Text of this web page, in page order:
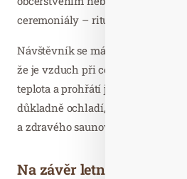
ceremoniály – rituály – s
Návštěvník se má na co dívat a
že je vzduch při ceremoniálu
teplota a prohřátí je proto
důkladně ochladí, má velmi
a zdravého saunování.
Na závěr letní otevírací